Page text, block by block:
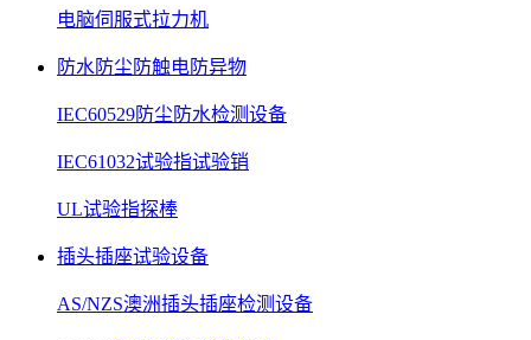
电脑伺服式拉力机
防水防尘防触电防异物
IEC60529防尘防水检测设备
IEC61032试验指试验销
UL试验指探棒
插头插座试验设备
AS/NZS澳洲插头插座检测设备